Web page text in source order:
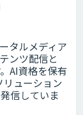
タルメディア
ンツ配信と
AI資格を保有
リューション
信していま